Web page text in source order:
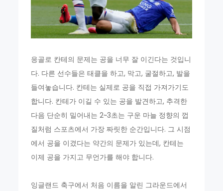
응골로 칸테의 문제는 공을 너무 잘 이긴다는 것입니
다. 다른 선수들은 태클을 하고, 막고, 굴절하고, 발을
들여놓습니다. 칸테는 실제로 공을 직접 가져가기도
합니다. 칸테가 이길 수 있는 공을 발견하고, 추격한
다음 단순히 밀어내는 2~3초는 구운 마늘 정향의 껍
질처럼 스포츠에서 가장 짜릿한 순간입니다. 그 시점
에서 공을 이겼다는 약간의 문제가 있는데, 칸테는
이제 공을 가지고 무언가를 해야 합니다.
잉글랜드 축구에서 처음 이름을 알린 그라운드에서